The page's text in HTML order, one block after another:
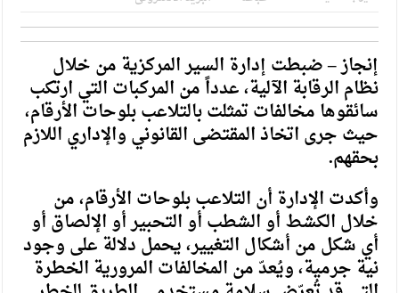
إنجاز – ضبطت إدارة السير المركزية من خلال
نظام الرقابة الآلية، عدداً من المركبات التي ارتكب
سائقوها مخالفات تمثلت بالتلاعب بلوحات الأرقام،
حيث جرى اتخاذ المقتضى القانوني والإداري اللازم
بحقهم.
وأكدت الإدارة أن التلاعب بلوحات الأرقام، من
خلال الكشط أو الشطب أو التحبير أو الإلصاق أو
أي شكل من أشكال التغيير، يحمل دلالة على وجود
نية جرمية، ويُعدّ من المخالفات المرورية الخطرة